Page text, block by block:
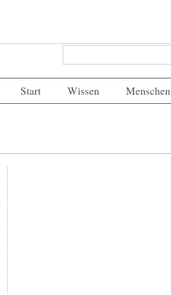
Suchformular
Start Wissen Menschen